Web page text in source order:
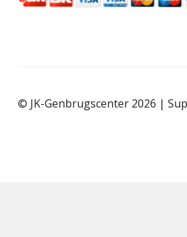
© JK-Genbrugscenter 2026 |